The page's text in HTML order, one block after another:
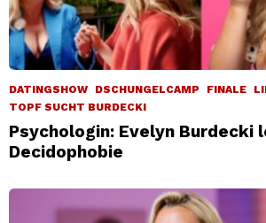
DATINGSHOW DSCHUNGELCAMP FINALE
TOPF SUCHT BURDECKI
Psychologin: Evelyn Burdecki
Decidophobie